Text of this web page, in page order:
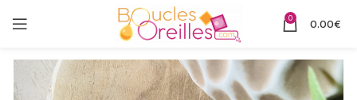
0 0.00€